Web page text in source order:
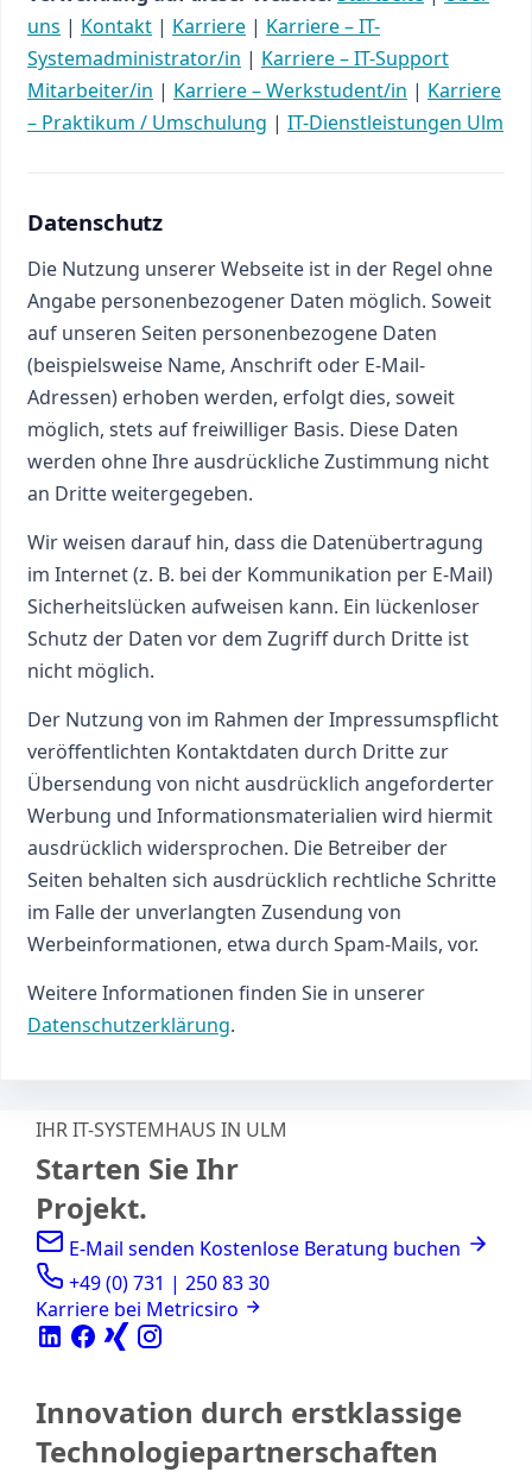
uns | Kontakt | Karriere | Karriere – IT-
Systemadministrator/in | Karriere – IT-Support
Mitarbeiter/in | Karriere – Werkstudent/in | Karriere
– Praktikum / Umschulung | IT-Dienstleistungen Ulm
Datenschutz
Die Nutzung unserer Webseite ist in der Regel ohne
Angabe personenbezogener Daten möglich. Soweit
auf unseren Seiten personenbezogene Daten
(beispielsweise Name, Anschrift oder E-Mail-
Adressen) erhoben werden, erfolgt dies, soweit
möglich, stets auf freiwilliger Basis. Diese Daten
werden ohne Ihre ausdrückliche Zustimmung nicht
an Dritte weitergegeben.
Wir weisen darauf hin, dass die Datenübertragung
im Internet (z. B. bei der Kommunikation per E-Mail)
Sicherheitslücken aufweisen kann. Ein lückenloser
Schutz der Daten vor dem Zugriff durch Dritte ist
nicht möglich.
Der Nutzung von im Rahmen der Impressumspflicht
veröffentlichten Kontaktdaten durch Dritte zur
Übersendung von nicht ausdrücklich angeforderter
Werbung und Informationsmaterialien wird hiermit
ausdrücklich widersprochen. Die Betreiber der
Seiten behalten sich ausdrücklich rechtliche Schritte
im Falle der unverlangten Zusendung von
Werbeinformationen, etwa durch Spam-Mails, vor.
Weitere Informationen finden Sie in unserer
Datenschutzerklärung.
IHR IT-SYSTEMHAUS IN ULM
Starten Sie Ihr
Projekt.
E-Mail senden Kostenlose Beratung buchen
+49 (0) 731 | 250 83 30
Karriere bei Metricsiro
Innovation durch erstklassige
Technologiepartnerschaften